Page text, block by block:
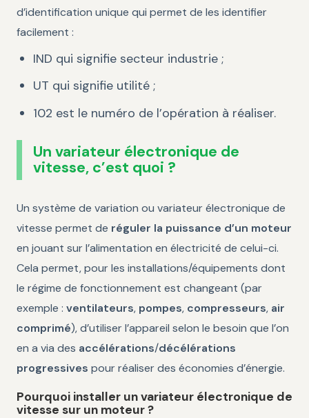
d’identification unique qui permet de les identifier
facilement :
IND qui signifie secteur industrie ;
UT qui signifie utilité ;
102 est le numéro de l’opération à réaliser.
Un variateur électronique de
vitesse, c’est quoi ?
Un système de variation ou variateur électronique de
vitesse permet de réguler la puissance d’un moteur
en jouant sur l’alimentation en électricité de celui-ci.
Cela permet, pour les installations/équipements dont
le régime de fonctionnement est changeant (par
exemple : ventilateurs, pompes, compresseurs, air
comprimé), d’utiliser l’appareil selon le besoin que l’on
en a via des accélérations/décélérations
progressives pour réaliser des économies d’énergie.
Pourquoi installer un variateur électronique de
vitesse sur un moteur ?